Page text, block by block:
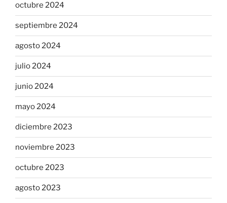
octubre 2024
septiembre 2024
agosto 2024
julio 2024
junio 2024
mayo 2024
diciembre 2023
noviembre 2023
octubre 2023
agosto 2023